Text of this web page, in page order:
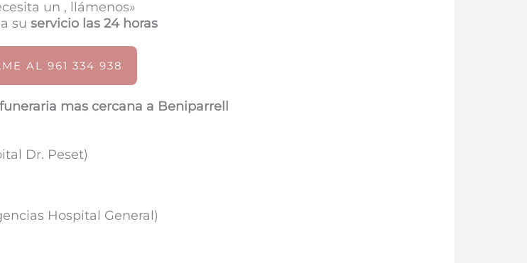
un , llámenos»
su servicio las 24 horas
AL 961 334 938
mas cercana a Beniparrell
Dr. Peset)
Hospital General)